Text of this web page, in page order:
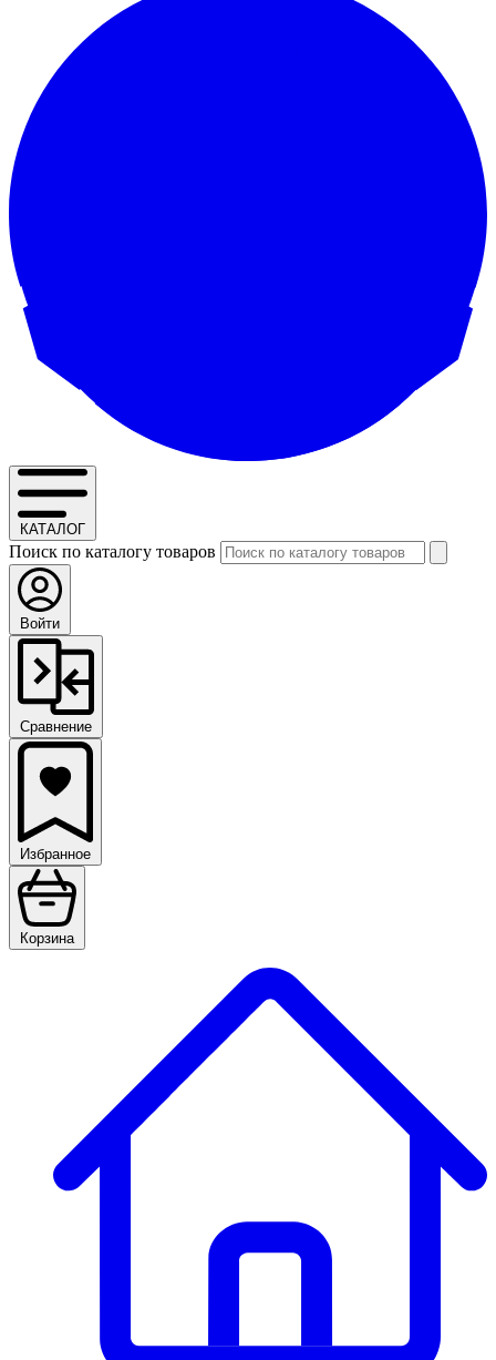
КАТАЛОГ
Поиск по каталогу товаров
Войти
Сравнение
Избранное
Корзина